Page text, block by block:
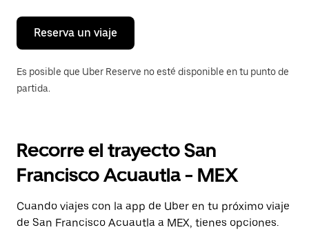
el
calendario.
Reserva un viaje
Es posible que Uber Reserve no esté disponible en tu punto de
partida.
Recorre el trayecto San
Francisco Acuautla - MEX
Cuando viajes con la app de Uber en tu próximo viaje
de San Francisco Acuautla a MEX, tienes opciones.